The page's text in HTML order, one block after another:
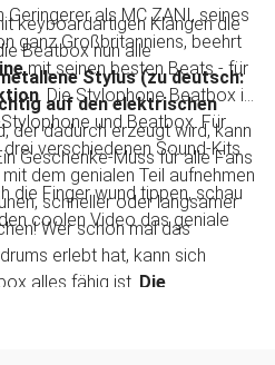
keyboardartigen Klängen die
Beatbox nun alle
Stylus (zu deutsch:
erzeugt wird, kann
Geschenke-Muss für alle Fans
beehrt
mit seinen besten Beats - für
. Die Stylophone Beatbox ist
und Beatbox. Für
aufnehmen
schneller oder langsamer
Wer schon mal das
vorstellen, zu was die Beatbox alles fähig ist. Die
an Deine Anlage,